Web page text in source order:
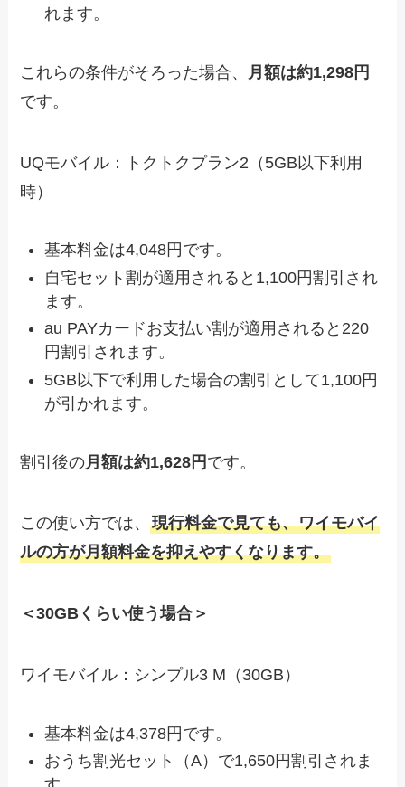
れます。
これらの条件がそろった場合、
月額は約1,298円
です。
UQモバイル：トクトクプラン2（5GB以下利用
時）
基本料金は4,048円です。
自宅セット割が適用されると1,100円割引され
ます。
au PAYカードお支払い割が適用されると220
円割引されます。
5GB以下で利用した場合の割引として1,100円
が引かれます。
割引後の月額は約1,628円 です。
この使い方では、現行料金で見ても、ワイモバイ
ルの方が月額料金を抑えやすくなります。
＜30GBくらい使う場合＞
ワイモバイル：シンプル3 M（30GB）
基本料金は4,378円です。
おうち割光セット（A）で1,650円割引されま